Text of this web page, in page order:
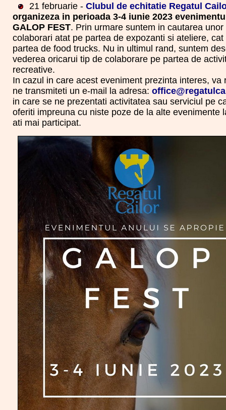
21 februarie - Clubul de echitatie Regatul
organizeza in perioada 3-4 iunie 2023
GALOP FEST. Prin urmare suntem in cautarea unor
colaborari atat pe partea de expozanti si ateliere, cat
partea de food trucks. Nu in ultimul rand, suntem
vederea oricarui tip de colaborare pe partea de
recreative.
In cazul in care acest eveniment prezinta interes, va
ne transmiteti un e-mail la adresa:
in care se ne prezentati activitatea sau serviciul pe
oferiti impreuna cu niste poze de la alte evenimente
ati mai participat.